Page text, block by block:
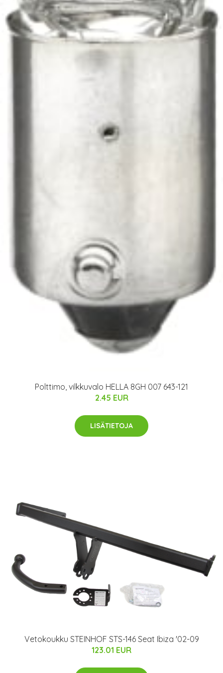
Polttimo, vilkkuvalo HELLA 8GH 007 643-121
2.45 EUR
LISÄTIETOJA
Vetokoukku STEINHOF STS-146 Seat Ibiza '02-09
123.01 EUR